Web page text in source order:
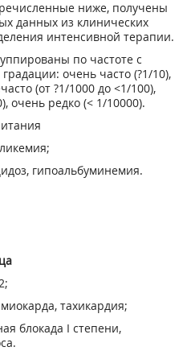
ниже, получены
данных из клинических
интенсивной терапии.
по частоте с
очень часто (?1/10),
(от ?1/1000 до <1/100),
очень редко (< 1/10000).
гипоальбуминемия.
;
тахикардия;
блокада I степени,